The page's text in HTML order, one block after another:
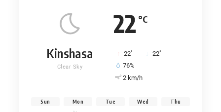
22 °C
Kinshasa
Clear Sky
22° 22°
76%
2 km/h
Sun Mon Tue Wed Thu